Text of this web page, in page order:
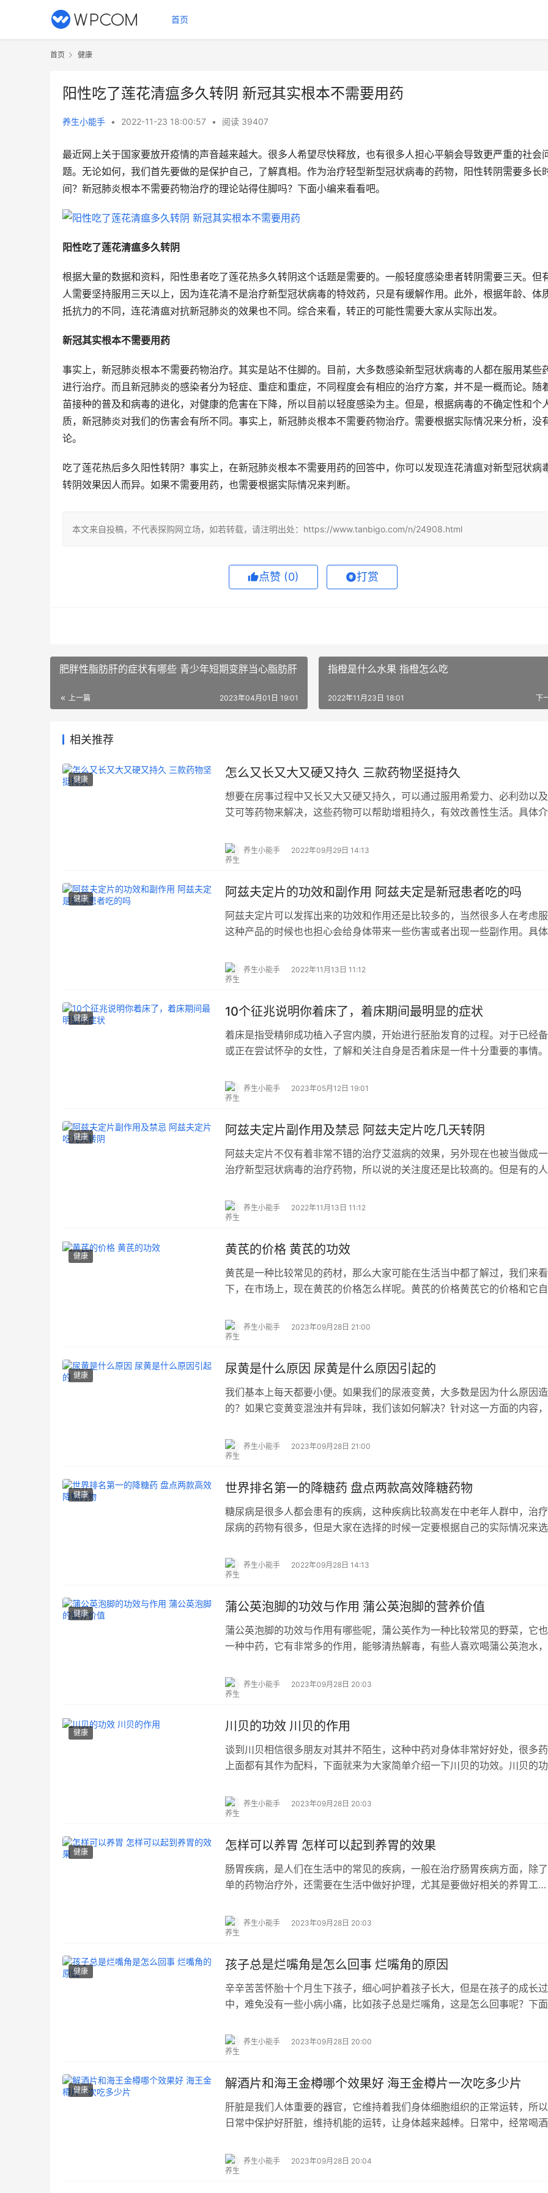
首页
首页 健康
阳性吃了莲花清瘟多久转阴 新冠其实根本不需要用药
养生小能手 • 2022-11-23 18:00:57 • 阅读 39407
最近网上关于国家要放开疫情的声音越来越大。很多人希望尽快释放，也有很多人担心平躺会导致更严重的社会
题。无论如何，我们首先要做的是保护自己，了解真相。作为治疗轻型新型冠状病毒的药物，阳性转阴需要多长
间？新冠肺炎根本不需要药物治疗的理论站得住脚吗？下面小编来看看吧。
阳性吃了莲花清瘟多久转阴
根据大量的数据和资料，阳性患者吃了莲花热多久转阴这个话题是需要的。一般轻度感染患者转阴需要三天。但
人需要坚持服用三天以上，因为连花清不是治疗新型冠状病毒的特效药，只是有缓解作用。此外，根据年龄、体
抵抗力的不同，连花清瘟对抗新冠肺炎的效果也不同。综合来看，转正的可能性需要大家从实际出发。
新冠其实根本不需要用药
事实上，新冠肺炎根本不需要药物治疗。其实是站不住脚的。目前，大多数感染新型冠状病毒的人都在服用某些
进行治疗。而且新冠肺炎的感染者分为轻症、重症和重症，不同程度会有相应的治疗方案，并不是一概而论。随
苗接种的普及和病毒的进化，对健康的危害在下降，所以目前以轻度感染为主。但是，根据病毒的不确定性和个
质，新冠肺炎对我们的伤害会有所不同。事实上，新冠肺炎根本不需要药物治疗。需要根据实际情况来分析，没
论。
吃了莲花热后多久阳性转阴？事实上，在新冠肺炎根本不需要用药的回答中，你可以发现连花清瘟对新型冠状病
转阴效果因人而异。如果不需要用药，也需要根据实际情况来判断。
本文来自投稿，不代表探购网立场，如若转载，请注明出处：https://www.tanbigo.com/n/24908.html
点赞 (0) 打赏
肥胖性脂肪肝的症状有哪些 青少年短期变胖当心脂肪肝
上一篇 2023年04月01日 19:01
指橙是什么水果 指橙怎么吃
下
2022年11月23日 18:01
相关推荐
健康 怎么又长又大又硬又持久 三款药物坚挺持久
想要在房事过程中又长又大又硬又持久，可以通过服用希爱力、必利劲以
艾可等药物来解决，这些药物可以帮助增粗持久，有效改善性生活。具体介
养生小能手 2022年09月29日 14:13
健康 阿兹夫定片的功效和副作用 阿兹夫定是新冠患者吃的吗
阿兹夫定片可以发挥出来的功效和作用还是比较多的，当然很多人在考虑
这种产品的时候也也担心会给身体带来一些伤害或者出现一些副作用。具体
养生小能手 2022年11月13日 11:12
健康 10个征兆说明你着床了，着床期间最明显的症状
着床是指受精卵成功植入子宫内膜，开始进行胚胎发育的过程。对于已经
或正在尝试怀孕的女性，了解和关注自身是否着床是一件十分重要的事情。
养生小能手 2023年05月12日 19:01
健康 阿兹夫定片副作用及禁忌 阿兹夫定片吃几天转阴
阿兹夫定片不仅有着非常不错的治疗艾滋病的效果，另外现在也被当做成
治疗新型冠状病毒的治疗药物，所以说的关注度还是比较高的。但是有的人
养生小能手 2022年11月13日 11:12
健康 黄芪的价格 黄芪的功效
黄芪是一种比较常见的药材，那么大家可能在生活当中都了解过，我们来
下，在市场上，现在黄芪的价格怎么样呢。黄芪的价格黄芪它的价格和它自
养生小能手 2023年09月28日 21:00
健康 尿黄是什么原因 尿黄是什么原因引起的
我们基本上每天都要小便。如果我们的尿液变黄，大多数是因为什么原因
的？如果它变黄变混浊并有异味，我们该如何解决？针对这一方面的内容，
养生小能手 2023年09月28日 21:00
健康 世界排名第一的降糖药 盘点两款高效降糖药物
糖尿病是很多人都会患有的疾病，这种疾病比较高发在中老年人群中，治
尿病的药物有很多，但是大家在选择的时候一定要根据自己的实际情况来选
养生小能手 2022年09月28日 14:13
健康 蒲公英泡脚的功效与作用 蒲公英泡脚的营养价值
蒲公英泡脚的功效与作用有哪些呢，蒲公英作为一种比较常见的野菜，它
一种中药，它有非常多的作用，能够清热解毒，有些人喜欢喝蒲公英泡水，
养生小能手 2023年09月28日 20:03
健康 川贝的功效 川贝的作用
谈到川贝相信很多朋友对其并不陌生，这种中药对身体非常好好处，很多
上面都有其作为配料，下面就来为大家简单介绍一下川贝的功效。川贝的功
养生小能手 2023年09月28日 20:03
健康 怎样可以养胃 怎样可以起到养胃的效果
肠胃疾病，是人们在生活中的常见的疾病，一般在治疗肠胃疾病方面，除
单的药物治疗外，还需要在生活中做好护理，尤其是要做好相关的养胃工
养生小能手 2023年09月28日 20:03
健康 孩子总是烂嘴角是怎么回事 烂嘴角的原因
辛辛苦苦怀胎十个月生下孩子，细心呵护着孩子长大，但是在孩子的成长
中，难免没有一些小病小痛，比如孩子总是烂嘴角，这是怎么回事呢？下面
养生小能手 2023年09月28日 20:00
健康 解酒片和海王金樽哪个效果好 海王金樽片一次吃多少片
肝脏是我们人体重要的器官，它维持着我们身体细胞组织的正常运转，所
日常中保护好肝脏，维持机能的运转，让身体越来越棒。日常中，经常喝酒
养生小能手 2023年09月28日 20:04